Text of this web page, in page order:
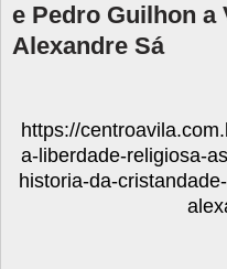
e Pedro Guilhon
Alexandre Sá
https://
a-liberdade-religiosa-
historia-da-